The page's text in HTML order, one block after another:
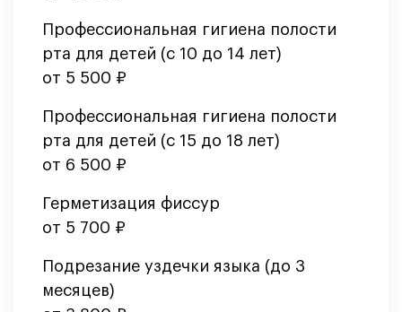
Профессиональная гигиена полости
рта для детей (с 10 до 14 лет)
от 5 500 ₽
Профессиональная гигиена полости
рта для детей (с 15 до 18 лет)
от 6 500 ₽
Герметизация фиссур
от 5 700 ₽
Подрезание уздечки языка (до 3
месяцев)